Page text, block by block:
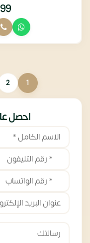
6.99
1
2
احصل